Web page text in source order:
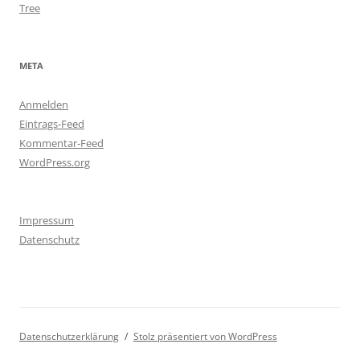
Tree
META
Anmelden
Eintrags-Feed
Kommentar-Feed
WordPress.org
Impressum
Datenschutz
Datenschutzerklärung Stolz präsentiert von WordPress